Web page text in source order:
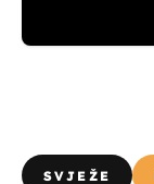
SVJEŽE